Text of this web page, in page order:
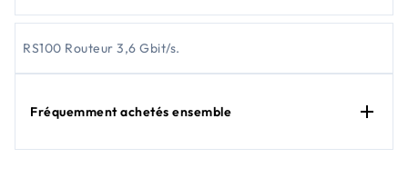
RS100 Routeur 3,6 Gbit/s.
Fréquemment achetés ensemble